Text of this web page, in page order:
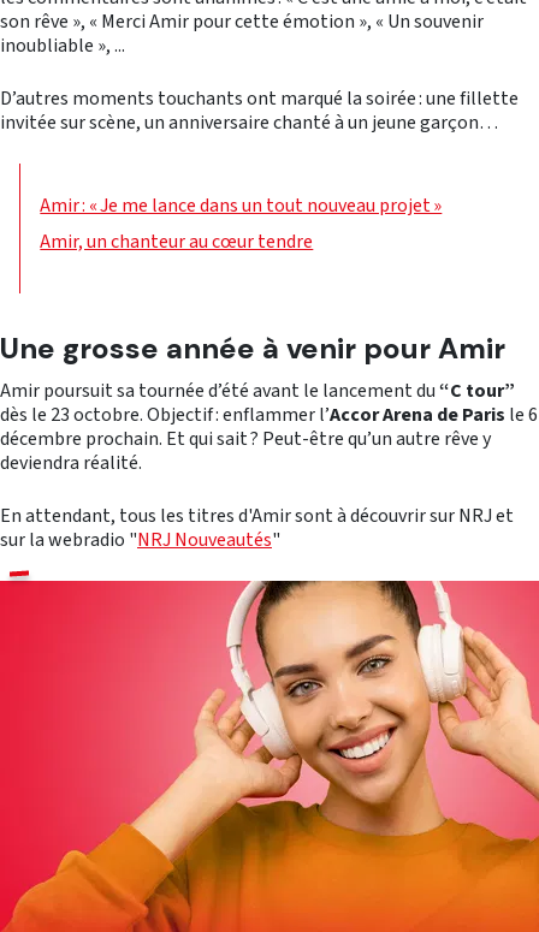
son rêve », « Merci Amir pour cette émotion », « Un souvenir
inoubliable », ...
D’autres moments touchants ont marqué la soirée : une fillette
invitée sur scène, un anniversaire chanté à un jeune garçon…
Amir : « Je me lance dans un tout nouveau projet »
Amir, un chanteur au cœur tendre
Une grosse année à venir pour Amir
Amir poursuit sa tournée d’été avant le lancement du“C tour”
dès le 23 octobre. Objectif : enflammer l’Accor Arena de Paris le 6
décembre prochain. Et qui sait ? Peut-être qu’un autre rêve y
deviendra réalité.
En attendant, tous les titres d'Amir sont à découvrir sur NRJ et
sur la webradio "NRJ Nouveautés"